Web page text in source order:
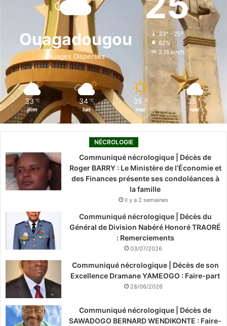
b
o
k
i
n
a
g
r
o
k
Ouagadougou
Nuages Dispersés
33º - 25º
82%
2.18 km/h
33 ℃
dim
34 ℃
lun
35 ℃
mar
35 ℃
mer
NÉCROLOGIE
Communiqué nécrologique | Décès de
Roger BARRY : Le Ministère de l’Économie et
des Finances présente ses condoléances à
la famille
il y a 2 semaines
Communiqué nécrologique | Décès du
Général de Division Nabéré Honoré TRAORÉ
: Remerciements
03/07/2026
Communiqué nécrologique | Décès de son
Excellence Dramane YAMEOGO : Faire-part
28/06/2026
Communiqué nécrologique | Décès de
SAWADOGO BERNARD WENDIKONTE : Faire-